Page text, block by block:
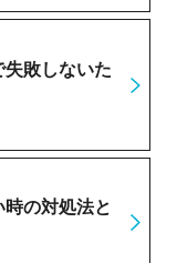
敗しないた
の対処法と